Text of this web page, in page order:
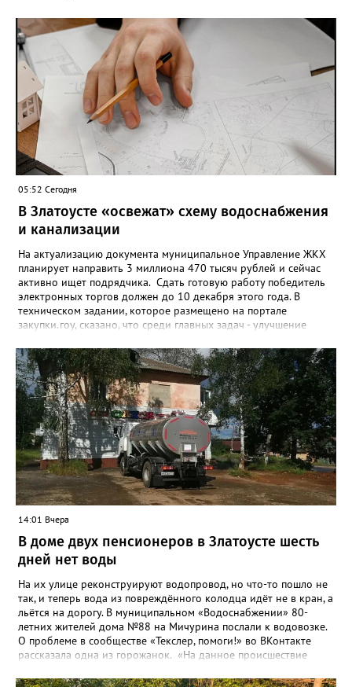
05:52 Сегодня
В Златоусте «освежат» схему водоснабжения
и канализации
На актуализацию документа муниципальное Управление ЖКХ
планирует направить 3 миллиона 470 тысяч рублей и сейчас
активно ищет подрядчика. Сдать готовую работу победитель
электронных торгов должен до 10 декабря этого года. В
техническом задании, которое размещено на портале
закупки.гоу, сказано, что среди главных задач - улучшение
повышение энергоэффективности систем. Кроме электронных
схем, исполнителю нужно разработать предложения по
строительству и реконструкции водоснабжения и канализации,
оценив размер вложений, а также представить перечень
бесхозных объектов и возможные сценарии развития этой
сферы городского хозяйства. В июне 2025 года
«Златоуст.инфо» сообщал о подобных торгах. Тогда цена
вопроса была почти в три раза выше - 9 миллионов 13 тысяч
486 рублей, а в списке работ была разработка электронной
системы ливнёвок.
14:01 Вчера
В доме двух пенсионеров в Златоусте шесть
дней нет воды
На их улице реконструируют водопровод, но что-то пошло не
так, и теперь вода из повреждённого колодца идёт не в кран, а
льётся на дорогу. В муниципальном «Водоснабжении» 80-
летних жителей дома №88 на Мичурина послали к водовозке.
О проблеме в сообществе «Текслер, помоги!» во ВКонтакте
рассказала одна из горожанок. «На данное происшествие
гл.инженера Шепелева А.Н. из обслуживающей организации